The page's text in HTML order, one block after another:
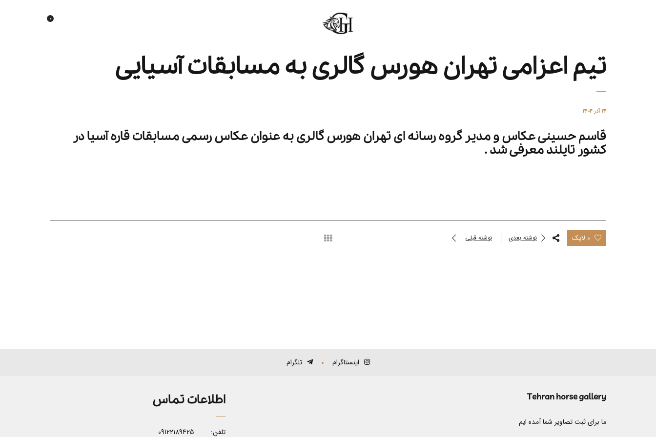
0
تیم اعزامی تهران هورس گالری به مسابقات آسیایی
۱۴ آذر ۱۴۰۴
قاسم حسینی عکاس و مدیر گروه رسانه ایتهران هورس گالریبه عنوان عکاس رسمی مسابقات قاره آسیا در
کشور تایلند معرفی شد .
0 لایک نوشته قبلی نوشته بعدی
اینستاگرام تلگرام
اطلاعات تماس
تلفن: 09122189425
Tehran horse gallery
ما برای ثبت تصاویر شما آمده ایم